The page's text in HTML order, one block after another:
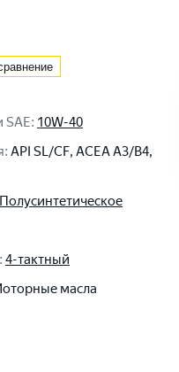
SAE: 10W-40
: API SL/CF, ACEA A3/B4,
Полусинтетическое
: 4-тактный
масла